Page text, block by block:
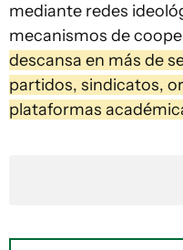
mediante redes
mecanismos de
descansa en más de
partidos, sindicatos,
plataformas